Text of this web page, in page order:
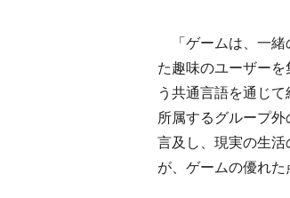
「ゲームは、一緒
た趣味のユーザー
う共通言語を通じ
所属するグループ
言及し、現実の生
が、ゲームの優れた